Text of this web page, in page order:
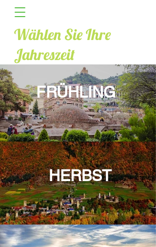
Wählen Sie Ihre
Jahreszeit
FRÜHLING
HERBST